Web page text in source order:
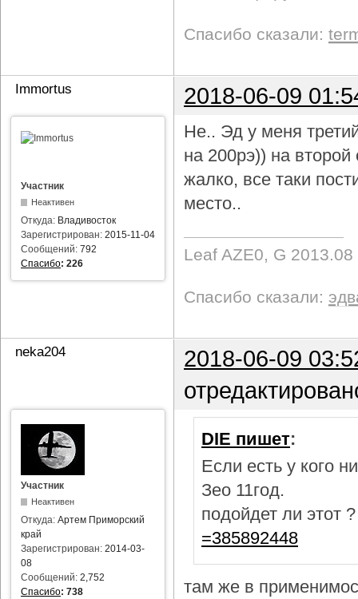
Спасибо сказали:
Immortus 2018-06-09
Участник
Неактивен
Откуда: Владивосток
Зарегистрирован: 2015-11-04
Сообщений: 792
Спасибо: 226
Не.. Эд у меня
на 200рэ)) на
жалко, все таки
место..
Leaf AZE0, G 2013.08
Спасибо сказали:
neka204
2018-06-09
Участник
Неактивен
Откуда: Артем Приморский
край
Зарегистрирован: 2014-03-
08
Сообщений: 2,752
Спасибо: 738
DIE пишет:
Если есть у кого
Зео 11год.
подойдет ли этот
=385892448
там же в